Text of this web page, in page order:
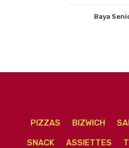
Baya
PIZZAS BIZWICH
SNACK ASSIETTES